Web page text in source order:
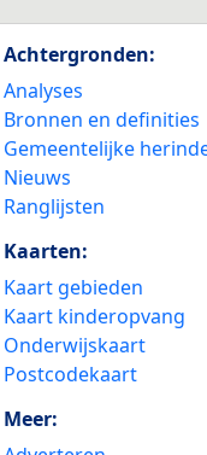
Achtergronden:
Analyses
Bronnen en definities
Gemeentelijke
Nieuws
Ranglijsten
Kaarten:
Kaart gebieden
Kaart kinderopvang
Onderwijskaart
Postcodekaart
Meer: